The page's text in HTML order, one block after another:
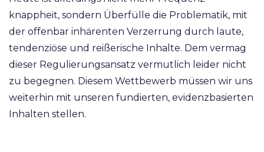
knappheit, sondern Überfülle die Problematik, mit
der offenbar inhärenten Verzerrung durch laute,
tendenziöse und reißerische Inhalte. Dem vermag
dieser Regulierungsansatz vermutlich leider nicht
zu begegnen. Diesem Wettbewerb müssen wir uns
weiterhin mit unseren fundierten, evidenz­basierten
Inhalten stellen.